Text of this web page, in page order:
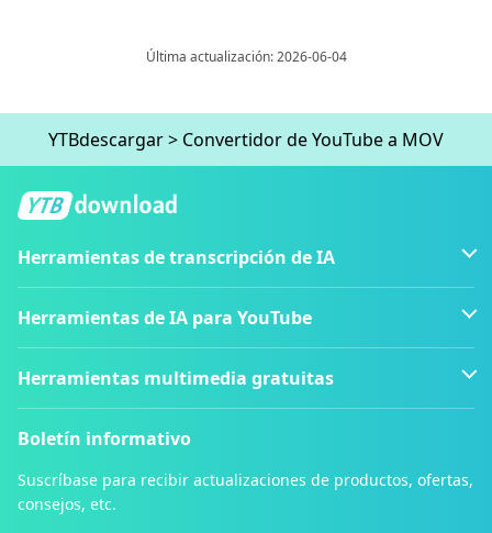
Última actualización: 2026-06-04
YTBdescargar> Convertidor de YouTube a MOV
Herramientas de transcripción de IA
Herramientas de IA para YouTube
Herramientas multimedia gratuitas
Boletín informativo
Suscríbase para recibir actualizaciones de productos, ofertas,
consejos, etc.